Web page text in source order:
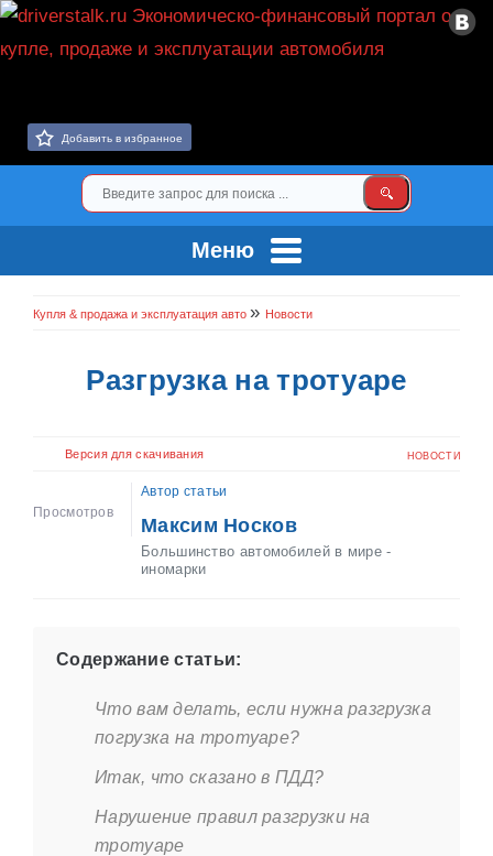
Добавить в избранное
Меню
Купля & продажа и эксплуатация авто » Новости
Разгрузка на тротуаре
Версия для скачивания НОВОСТИ
Просмотров
Автор статьи
Максим Носков
Большинство автомобилей в мире -
иномарки
Содержание статьи:
Что вам делать, если нужна разгрузка
погрузка на тротуаре?
Итак, что сказано в ПДД?
Нарушение правил разгрузки на
тротуаре